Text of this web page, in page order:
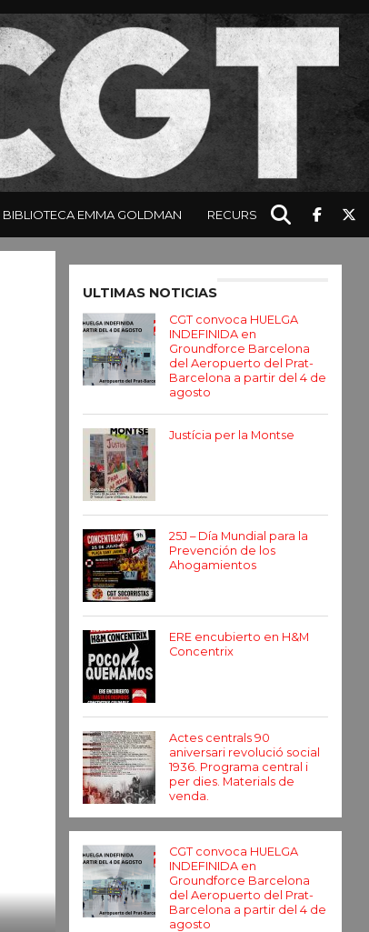
BIBLIOTECA EMMA GOLDMAN RECURSOS
ULTIMAS NOTICIAS
CGT convoca HUELGA
INDEFINIDA en
Groundforce Barcelona
del Aeropuerto del Prat-
Barcelona a partir del 4 de
agosto
Justícia per la Montse
25J – Día Mundial para la
Prevención de los
Ahogamientos
ERE encubierto en H&M
Concentrix
Actes centrals 90
aniversari revolució social
1936. Programa central i
per dies. Materials de
venda.
CGT convoca HUELGA
INDEFINIDA en
Groundforce Barcelona
del Aeropuerto del Prat-
Barcelona a partir del 4 de
agosto